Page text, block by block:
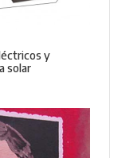
y
solar